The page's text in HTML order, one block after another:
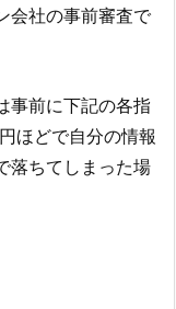
会社の事前審査で
事前に下記の各指
ほどで自分の情報
落ちてしまった場